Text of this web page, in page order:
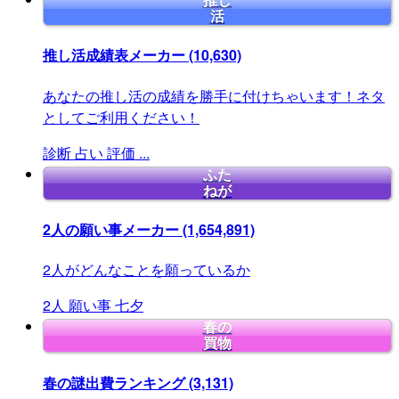
活
推し活成績表メーカー(10,630)
あなたの推し活の成績を勝手に付けちゃいます！ネタ
としてご利用ください！
診断 占い 評価 ...
ふた
ねが
2人の願い事メーカー(1,654,891)
2人がどんなことを願っているか
2人 願い事七夕
春の
買物
春の謎出費ランキング(3,131)